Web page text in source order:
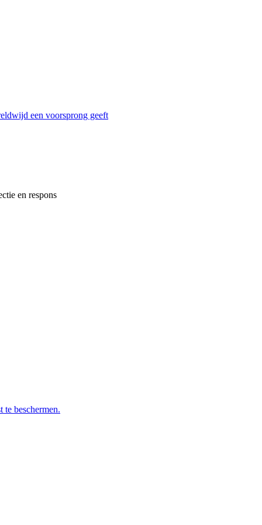
een voorsprong geeft
en respons
beschermen.